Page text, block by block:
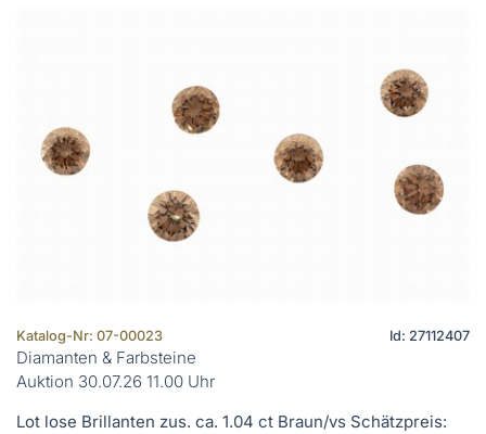
Katalog-Nr: 07-00023 Id: 27112407
Diamanten & Farbsteine
Auktion 30.07.26 11.00 Uhr
Lot lose Brillanten zus. ca. 1.04 ct Braun/vs Schätzpreis: